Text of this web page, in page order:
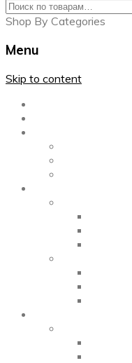
Shop By Categories
Menu
Skip to content